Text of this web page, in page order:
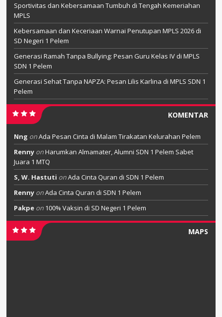
Sportivitas dan Kebersamaan Tumbuh di Tengah Kemeriahan
MPLS
Kebersamaan dan Keceriaan Warnai Penutupan MPLS 2026 di
SD Negeri 1 Pelem
Generasi Ramah Tanpa Bullying: Pesan Guru Kelas IV di MPLS
SDN 1 Pelem
Generasi Sehat Tanpa NAPZA: Pesan Lilis Karlina di MPLS SDN 1
Pelem
KOMENTAR
Nng onAda Pesan Cinta di Malam Tirakatan Kelurahan Pelem
Renny onHarumkan Almamater, Alumni SDN 1 Pelem Sabet
Juara 1 MTQ
S, W. Hastuti onAda Cinta Quran di SDN 1 Pelem
Renny onAda Cinta Quran di SDN 1 Pelem
Pakpe on 100% Vaksin di SD Negeri 1 Pelem
MAPS